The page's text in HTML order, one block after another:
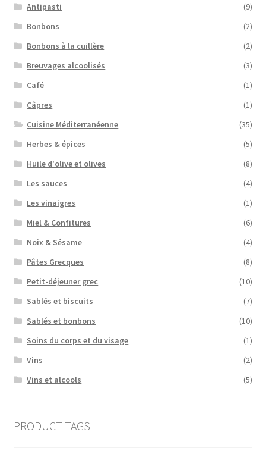
Antipasti
(9)
Bonbons
(2)
Bonbons à la cuillère
(2)
Breuvages alcoolisés
(3)
Café
(1)
Câpres
(1)
Cuisine Méditerranéenne
(35)
Herbes & épices
(5)
Huile d'olive et olives
(8)
Les sauces
(4)
Les vinaigres
(1)
Miel & Confitures
(6)
Noix & Sésame
(4)
Pâtes Grecques
(8)
Petit-déjeuner grec
(10)
Sablés et biscuits
(7)
Sablés et bonbons
(10)
Soins du corps et du visage
(1)
Vins
(2)
Vins et alcools
(5)
PRODUCT TAGS